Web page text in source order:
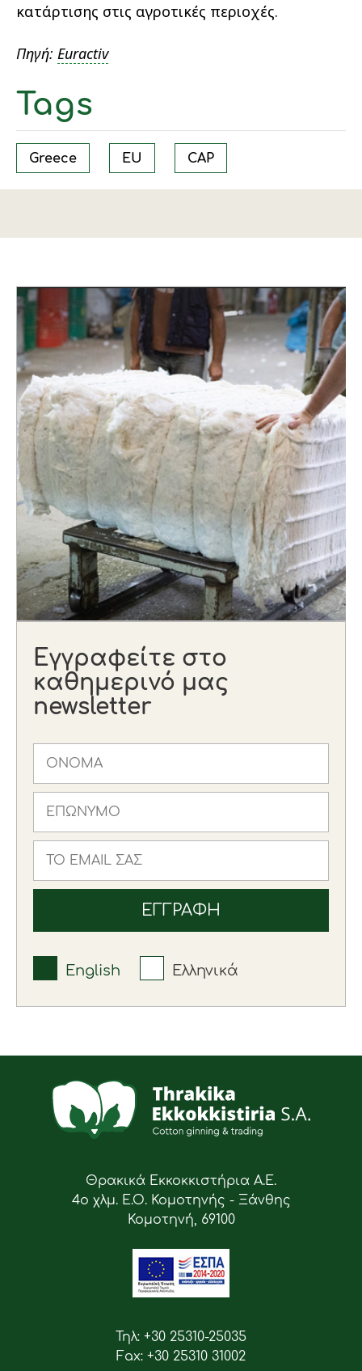
κατάρτισης στις αγροτικές περιοχές.
Πηγή: Euractiv
Tags
Greece EU CAP
Εγγραφείτε στο
καθημερινό μας
newsletter
English Ελληνικά
Θρακικά Εκκοκκιστήρια Α.Ε.
4ο χλμ. Ε.Ο. Κομοτηνής - Ξάνθης
Κομοτηνή, 69100
Τηλ: +30 25310-25035
Fax: +30 25310 31002